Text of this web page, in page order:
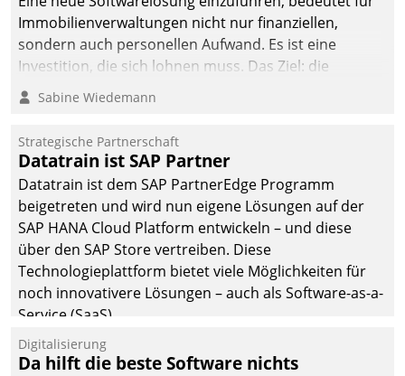
Immobilienverwaltungen nicht nur finanziellen,
sondern auch personellen Aufwand. Es ist eine
Investition, die sich lohnen muss. Das Ziel: die
nachhaltige Optimierung der Geschäftsabläufe. Damit
dieses Ziel erreicht wird, sollten einige Grundregeln
Sabine Wiedemann
Strategische Partnerschaft
Datatrain ist SAP Partner
Datatrain ist dem SAP PartnerEdge Programm
beigetreten und wird nun eigene Lösungen auf der
SAP HANA Cloud Platform entwickeln – und diese
über den SAP Store vertreiben. Diese
Technologieplattform bietet viele Möglichkeiten für
noch innovativere Lösungen – auch als Software-as-a-
Service (SaaS).
Digitalisierung
Da hilft die beste Software nichts